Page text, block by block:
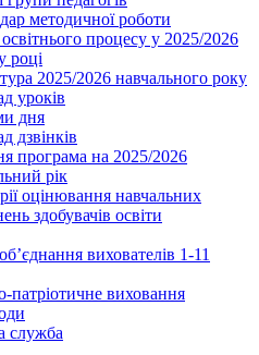
методичної роботи
освітнього процесу у 2025/2026
році
2025/2026 навчального року
уроків
дня
дзвінків
програма на 2025/2026
рік
оцінювання навчальних
здобувачів освіти
вихователів 1-11
патріотичне виховання
служба